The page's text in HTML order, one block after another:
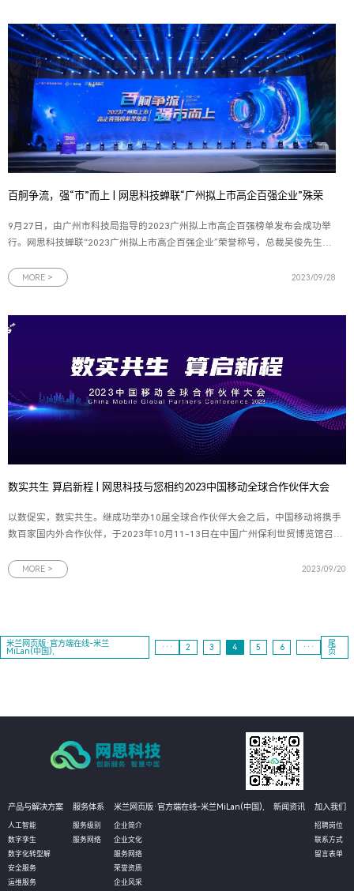
百舸争流，强“市”而上 | 网思科技蝉联“广州拟上市高企百强企业”殊荣
9月27日，由广州市科技局指导的2023广州拟上市高企百强榜单发布会成功举
行。网思科技蝉联“2023广州拟上市高企百强企业”荣誉称号，总裁吴俊先生代
强榜单发布会现场作为广州的杰出企业代表，网思科技的发展历程与广州的快
MORE > 2023/09/28
数实共生 算启新程 | 网思科技与您相约2023中国移动全球合作伙伴大会
以数促实，数实共生。继成功举办10届全球合作伙伴大会之后，中国移动将携手
数百家国内外合作伙伴，于2023年10月11-13日在中国广州保利世贸博览馆召开
次应邀参与中国移动这场规格最高、覆盖面最广的年度盛会。届时，网思科技将
MORE > 2023/09/20
米兰网页版·官方端在线-米兰
MiLan(中国),
··· 2 3 4 5 6 ···
尾
页
产品与解决方案
人工智能
数字孪生
数字化转型解
安全服务
运维服务
服务体系
服务级别
服务网络
米兰网页版·官方端在线-米兰MiLan(中国),
企业简介
企业文化
服务网络
荣誉资质
企业风采
新闻资讯 加入我们
招聘岗位
联系方式
留言表单